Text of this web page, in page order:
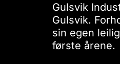
Gulsvik
Gulsvik.
sin egen
første årene.